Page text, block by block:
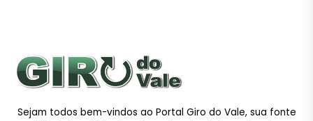
Sejam todos bem-vindos ao Portal Giro do Vale, sua fonte